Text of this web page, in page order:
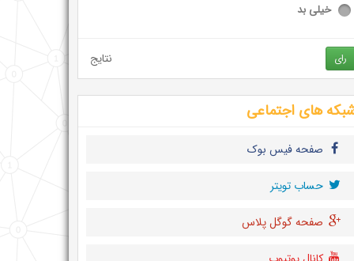
خیلی بد
رای نتایج
های اجتماعی
صفحه فیس بوک
حساب تويتر
صفحه گوگل پلاس